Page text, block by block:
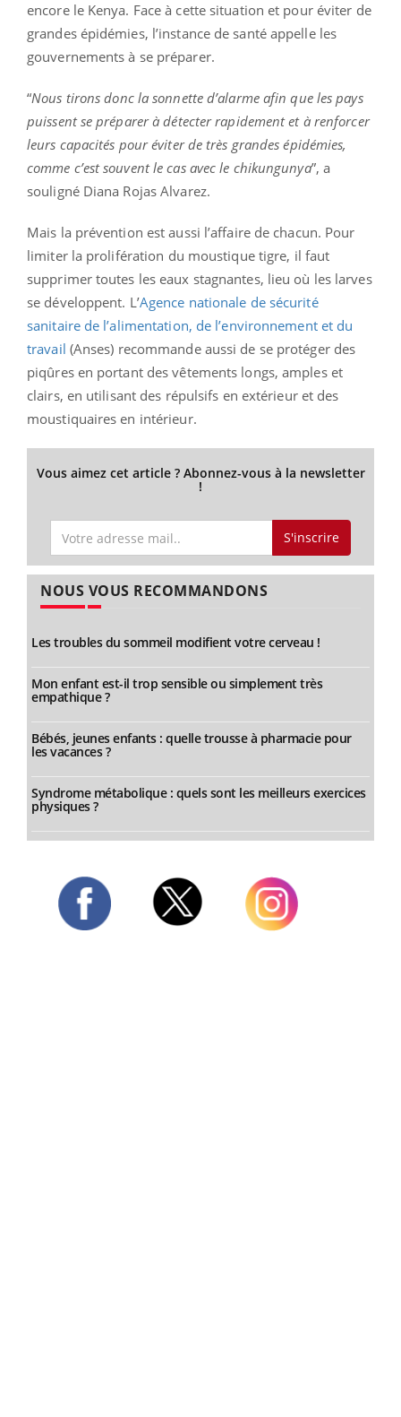
encore le Kenya. Face à cette situation et pour éviter de
grandes épidémies, l’instance de santé appelle les
gouvernements à se préparer.
“Nous tirons donc la sonnette d’alarme afin que les pays
puissent se préparer à détecter rapidement et à renforcer
leurs capacités pour éviter de très grandes épidémies,
comme c’est souvent le cas avec le chikungunya”, a
souligné Diana Rojas Alvarez.
Mais la prévention est aussi l’affaire de chacun. Pour
limiter la prolifération du moustique tigre, il faut
supprimer toutes les eaux stagnantes, lieu où les larves
se développent. L’Agence nationale de sécurité
sanitaire de l’alimentation, de l’environnement et du
travail (Anses) recommande aussi de se protéger des
piqûres en portant des vêtements longs, amples et
clairs, en utilisant des répulsifs en extérieur et des
moustiquaires en intérieur.
Vous aimez cet article ? Abonnez-vous à la newsletter
!
S'inscrire
NOUS VOUS RECOMMANDONS
Les troubles du sommeil modifient votre cerveau !
Mon enfant est-il trop sensible ou simplement très
empathique ?
Bébés, jeunes enfants : quelle trousse à pharmacie pour
les vacances ?
Syndrome métabolique : quels sont les meilleurs exercices
physiques ?